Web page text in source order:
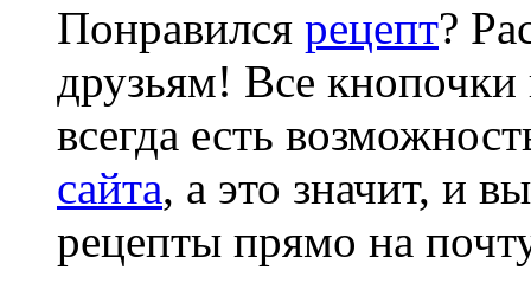
Понравился рецепт?
друзьям! Все кнопочки
всегда есть
сайта, а это значит, и
рецепты прямо на